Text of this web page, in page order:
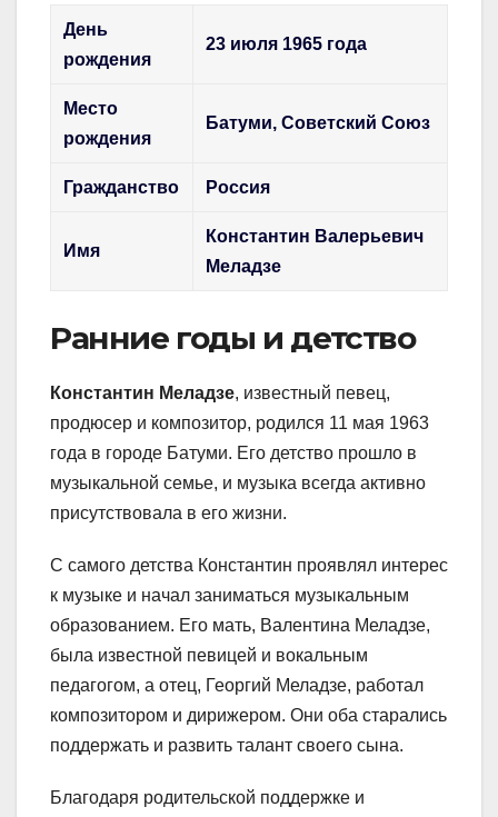
День
рождения
23 июля 1965 года
Место
рождения
Батуми, Советский Союз
Гражданство Россия
Имя
Константин Валерьевич
Меладзе
Ранние годы и детство
Константин Меладзе, известный певец,
продюсер и композитор, родился 11 мая 1963
года в городе Батуми. Его детство прошло в
музыкальной семье, и музыка всегда активно
присутствовала в его жизни.
С самого детства Константин проявлял интерес
к музыке и начал заниматься музыкальным
образованием. Его мать, Валентина Меладзе,
была известной певицей и вокальным
педагогом, а отец, Георгий Меладзе, работал
композитором и дирижером. Они оба старались
поддержать и развить талант своего сына.
Благодаря родительской поддержке и